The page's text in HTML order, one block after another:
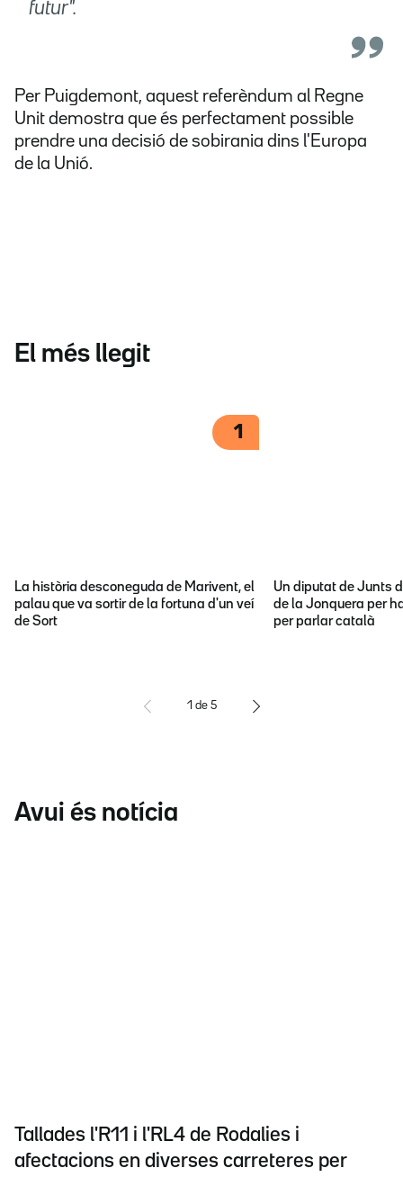
futur".
Per Puigdemont, aquest referèndum al Regne
Unit demostra que és perfectament possible
prendre una decisió de sobirania dins l'Europa
de la Unió.
El més llegit
1
La història desconeguda de Marivent, el
palau que va sortir de la fortuna d'un veí
de Sort
Un diputat de Junts
de la Jonquera per
per parlar català
1 de 5
Avui és notícia
Tallades l'R11 i l'RL4 de Rodalies i
afectacions en diverses carreteres per